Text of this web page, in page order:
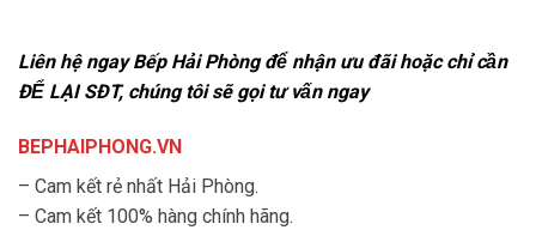
Liên hệ ngay Bếp Hải Phòng để nhận ưu đãi hoặc chỉ cần
ĐỂ LẠI SĐT, chúng tôi sẽ gọi tư vấn ngay
BEPHAIPHONG.VN
– Cam kết rẻ nhất Hải Phòng.
– Cam kết 100% hàng chính hãng.